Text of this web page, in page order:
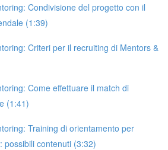
Condivisione del progetto con il
(1:39)
Criteri per il recruiting di Mentors &
Come effettuare il match di
(1:41)
Training di orientamento per
possibili contenuti (3:32)